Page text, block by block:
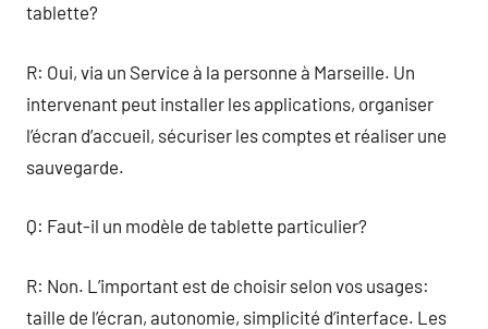
tablette?
R: Oui, via un Service à la personne à Marseille. Un
intervenant peut installer les applications, organiser
l’écran d’accueil, sécuriser les comptes et réaliser une
sauvegarde.
Q: Faut-il un modèle de tablette particulier?
R: Non. L’important est de choisir selon vos usages:
taille de l’écran, autonomie, simplicité d’interface. Les